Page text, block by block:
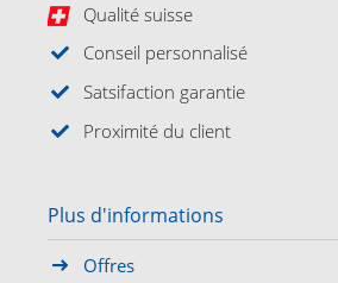
Qualité suisse
Conseil personnalisé
Satsifaction garantie
Proximité du client
Plus d'informations
Offres